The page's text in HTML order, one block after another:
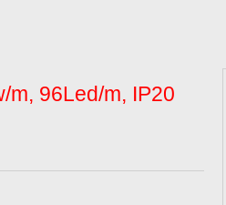
m, 96Led/m, IP20